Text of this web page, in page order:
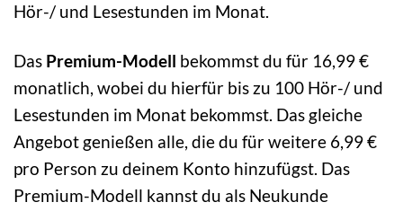
Hör-/ und Lesestunden im Monat.
Das Premium-Modell bekommst du für 16,99 €
monatlich, wobei du hierfür bis zu 100 Hör-/ und
Lesestunden im Monat bekommst. Das gleiche
Angebot genießen alle, die du für weitere 6,99 €
pro Person zu deinem Konto hinzufügst. Das
Premium-Modell kannst du als Neukunde